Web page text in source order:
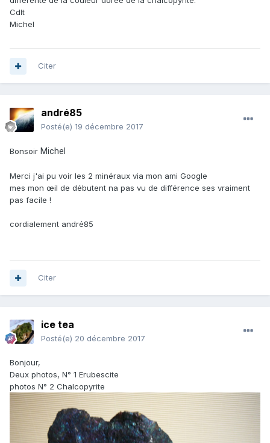
Cdlt
Michel
Citer
andré85
Posté(e) 19 décembre 2017
Bonsoir Michel
Merci j'ai pu voir les 2 minéraux via mon ami Google
mes mon œil de débutent na pas vu de différence ses vraiment
pas facile !
cordialement andré85
Citer
ice tea
Posté(e) 20 décembre 2017
Bonjour,
Deux photos, N° 1 Erubescite
photos N° 2 Chalcopyrite